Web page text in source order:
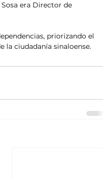
era Director de
priorizando el
la ciudadanía sinaloense.